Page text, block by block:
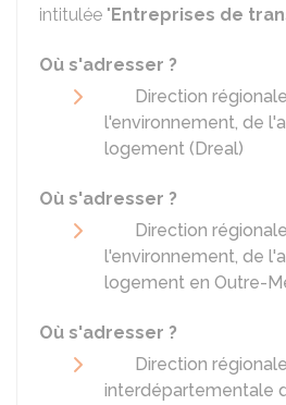
intitulée "Entreprises de
Où s'adresser ?
Direction
l'environnement, de
logement (Dreal)
Où s'adresser ?
Direction
l'environnement, de
logement en Outre-
Où s'adresser ?
Direction
interdépartementale